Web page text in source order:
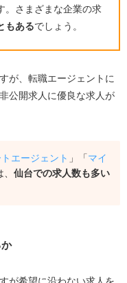
。さまざまな企業の求
もあるでしょう。
が、転職エージェントに
公開求人に優良な求人が
エージェント 」「マイ
、仙台での求人数も多い